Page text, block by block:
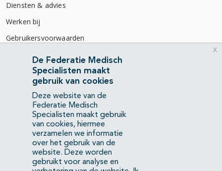
Diensten & advies
Werken bij
Gebruikersvoorwaarden
Privacyverklaring
Contact
Mercatorlaan 1200
3528 BL Utrecht
(088) 505 34 34
info@richtlijnendatabase.nl
YouTubeLinkedIn
De Federatie Medisch
Specialisten maakt
gebruik van cookies
Deze website van de
Federatie Medisch
Specialisten maakt gebruik
van cookies, hiermee
verzamelen we informatie
over het gebruik van de
website. Deze worden
gebruikt voor analyse en
x